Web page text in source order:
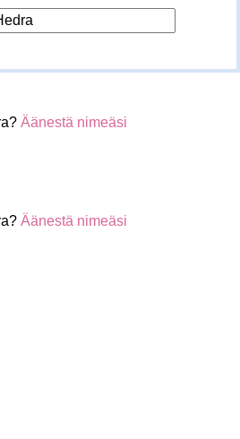
Äänestä nimeäsi
Äänestä nimeäsi